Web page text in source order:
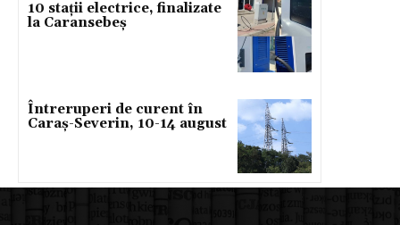
10 stații electrice, finalizate
la Caransebeș
Întreruperi de curent în
Caraș-Severin, 10-14 august